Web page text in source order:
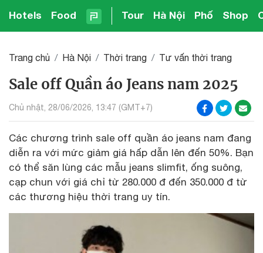
Hotels Food Tour Hà Nội Phố Shop
Trang chủ Hà Nội Thời trang Tư vấn thời trang
Sale off Quần áo Jeans nam 2025
Chủ nhật, 28/06/2026, 13:47 (GMT+7)
Các chương trình sale off quần áo jeans nam đang
diễn ra với mức giảm giá hấp dẫn lên đến 50%. Bạn
có thể săn lùng các mẫu jeans slimfit, ống suông,
cạp chun với giá chỉ từ 280.000 đ đến 350.000 đ từ
các thương hiệu thời trang uy tín.